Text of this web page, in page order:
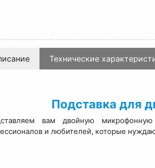
Технические
Подставка для
вам двойную
и любителей, которые